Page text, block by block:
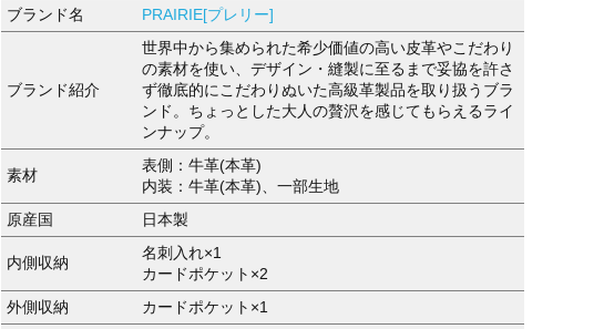
ブランド名
PRAIRIE[プレリー]
ブランド紹介
世界中から集められた希少価値の高い皮革やこだわり
の素材を使い、デザイン・縫製に至るまで妥協を許さ
ず徹底的にこだわりぬいた高級革製品を取り扱うブラ
ンド。ちょっとした大人の贅沢を感じてもらえるライ
ンナップ。
素材
表側：牛革(本革)
内装：牛革(本革)、一部生地
原産国
日本製
内側収納
名刺入れ×1
カードポケット×2
外側収納
カードポケット×1